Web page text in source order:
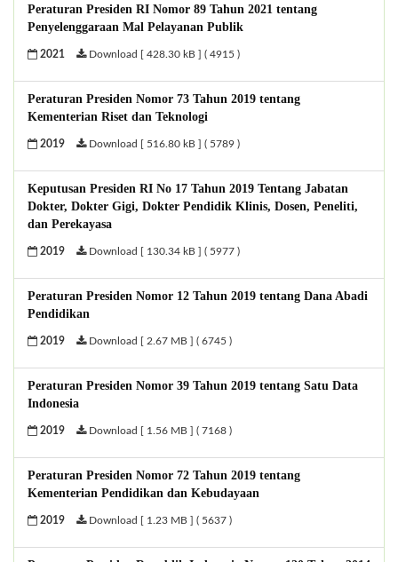
Peraturan Presiden RI Nomor 89 Tahun 2021 tentang
Penyelenggaraan Mal Pelayanan Publik
2021 Download [ 428.30 kB ] ( 4915 )
Peraturan Presiden Nomor 73 Tahun 2019 tentang
Kementerian Riset dan Teknologi
2019 Download [ 516.80 kB ] ( 5789 )
Keputusan Presiden RI No 17 Tahun 2019 Tentang Jabatan
Dokter, Dokter Gigi, Dokter Pendidik Klinis, Dosen, Peneliti,
dan Perekayasa
2019 Download [ 130.34 kB ] ( 5977 )
Peraturan Presiden Nomor 12 Tahun 2019 tentang Dana Abadi
Pendidikan
2019 Download [ 2.67 MB ] ( 6745 )
Peraturan Presiden Nomor 39 Tahun 2019 tentang Satu Data
Indonesia
2019 Download [ 1.56 MB ] ( 7168 )
Peraturan Presiden Nomor 72 Tahun 2019 tentang
Kementerian Pendidikan dan Kebudayaan
2019 Download [ 1.23 MB ] ( 5637 )